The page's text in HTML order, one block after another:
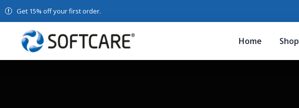
Get 15% off your first order.
Home Shop